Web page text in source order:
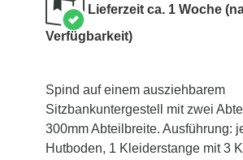
Lieferzeit ca. 1 Woche
Verfügbarkeit)
Spind auf einem ausziehbarem
Sitzbankuntergestell mit zwei
300mm Abteilbreite. Ausführung:
Hutboden, 1 Kleiderstange mit 3